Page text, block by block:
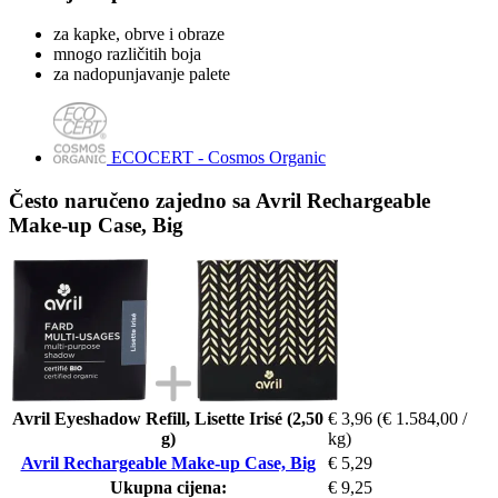
za kapke, obrve i obraze
mnogo različitih boja
za nadopunjavanje palete
ECOCERT - Cosmos Organic
Često naručeno zajedno sa Avril Rechargeable
Make-up Case, Big
Avril Eyeshadow Refill, Lisette Irisé (2,50
g)
€ 3,96 (€ 1.584,00 /
kg)
Avril Rechargeable Make-up Case, Big
€ 5,29
Ukupna cijena:
€ 9,25